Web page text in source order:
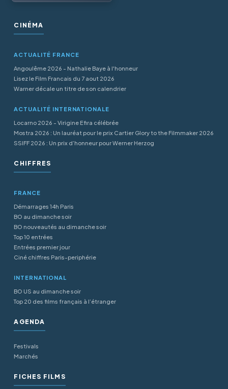
CINÉMA
ACTUALITÉ FRANCE
Angoulême 2026 - Nathalie Baye à l'honneur
Lisez le Film Francais du 7 aout 2026
Warner décale un titre de son calendrier
ACTUALITÉ INTERNATIONALE
Locarno 2026 - Virigine Efira célébrée
Mostra 2026 : Un lauréat pour le prix Cartier Glory to the Filmmaker 2026
SSIFF 2026 : Un prix d’honneur pour Werner Herzog
CHIFFRES
FRANCE
Démarrages 14h Paris
BO au dimanche soir
BO nouveautés au dimanche soir
Top 10 entrées
Entrées premier jour
Ciné chiffres Paris-periphérie
INTERNATIONAL
BO US au dimanche soir
Top 20 des films français à l’étranger
AGENDA
Festivals
Marchés
FICHES FILMS